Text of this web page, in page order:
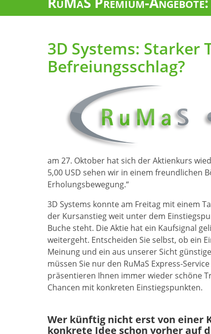
3D Systems: Starker
Befreiungsschlag?
am 27. Oktober hat sich der Aktienkurs
5,00 USD sehen wir in einem freundlichen
Erholungsbewegung.“
3D Systems konnte am Freitag mit einem
der Kursanstieg weit unter dem
Buche steht. Die Aktie hat ein Kaufsignal
weitergeht. Entscheiden Sie selbst, ob ein
Meinung und ein aus unserer Sicht
müssen Sie nur den RuMaS Express-
präsentieren Ihnen immer wieder schöne
Chancen mit konkreten Einstiegspunkten.
Wer künftig nicht erst von einer
konkrete Idee schon vorher auf